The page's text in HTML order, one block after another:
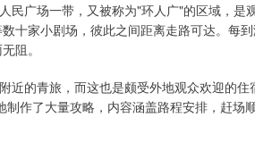
广场一带，又被称为"环人广"的区域，是
十家小剧场，彼此之间距离走路可达。每
阻。
近的青旅，而这也是颇受外地观众欢迎的住
作了大量攻略，内容涵盖路程安排，赶场